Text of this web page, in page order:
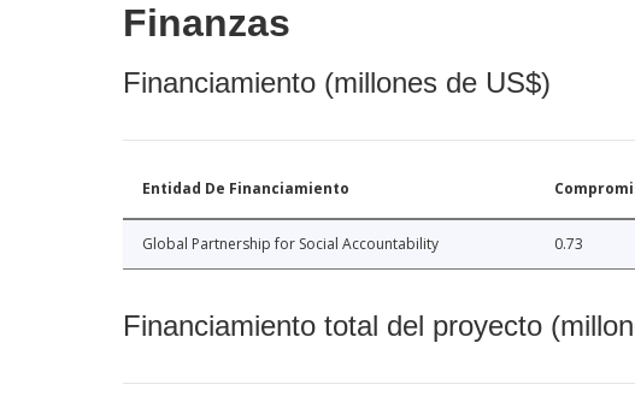
Finanzas
Financiamiento (millones de US$)
Entidad De Financiamiento
Global Partnership for Social Accountability 0.73
Financiamiento total del proyecto